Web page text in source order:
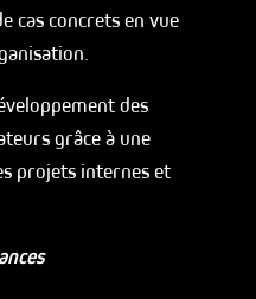
cas concrets en vue
des
grâce à une
projets internes et